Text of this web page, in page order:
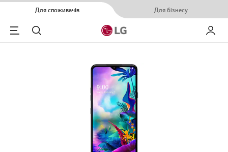
Для споживачів Для бізнесу
Menu
Пошук Мій LG